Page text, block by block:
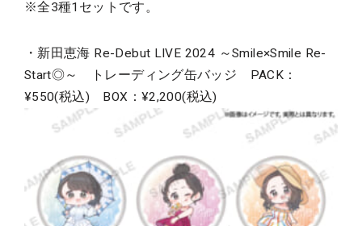
※全3種1セットです。
・新田恵海 Re-Debut LIVE 2024 ～Smile×Smile Re-
Start◎～ トレーディング缶バッジ PACK：
¥550(税込) BOX：¥2,200(税込)